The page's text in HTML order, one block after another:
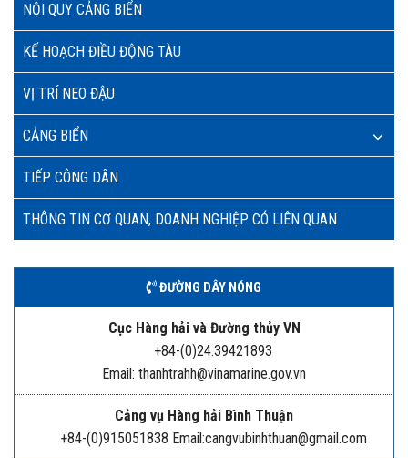
NỘI QUY CẢNG BIỂN
KẾ HOẠCH ĐIỀU ĐỘNG TÀU
VỊ TRÍ NEO ĐẬU
CẢNG BIỂN
TIẾP CÔNG DÂN
THÔNG TIN CƠ QUAN, DOANH NGHIỆP CÓ LIÊN QUAN
ĐƯỜNG DÂY NÓNG
Cục Hàng hải và Đường thủy VN
+84-(0)24.39421893
Email: thanhtrahh@vinamarine.gov.vn
Cảng vụ Hàng hải Bình Thuận
+84-(0)915051838 Email:cangvubinhthuan@gmail.com